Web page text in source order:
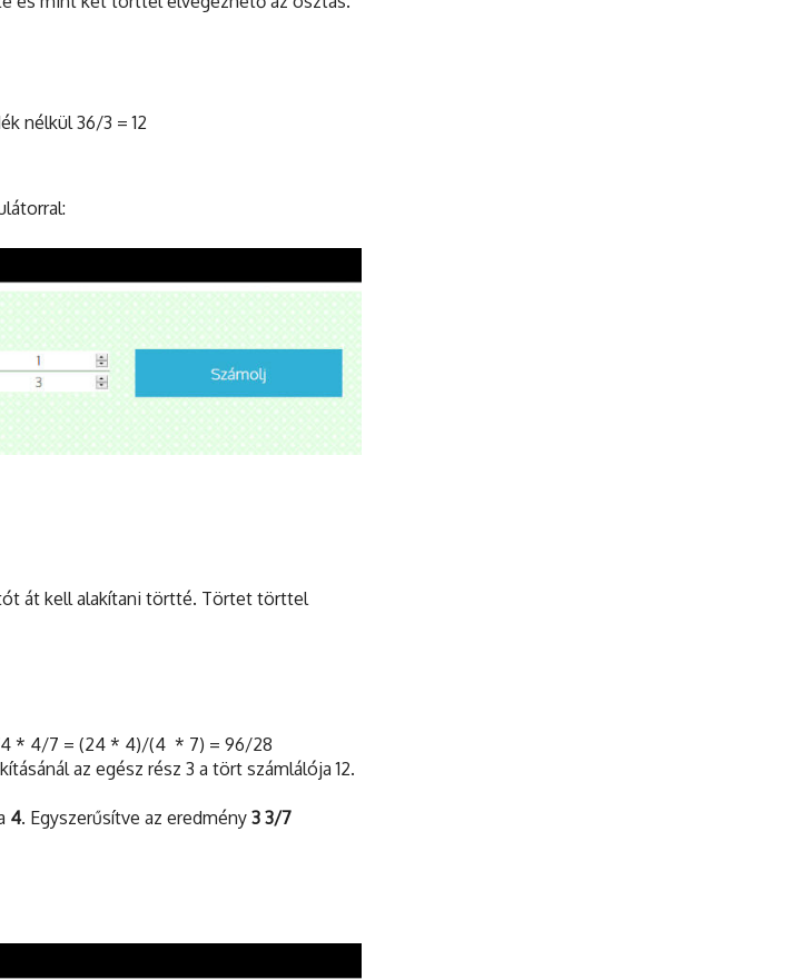
nélkül 36/3 = 12
át kell alakítani törtté. Törtet törttel
4 * 4/7 = (24 * 4)/(4 * 7) = 96/28
az egész rész 3 a tört számlálója 12.
4. Egyszerűsítve az eredmény 3 3/7